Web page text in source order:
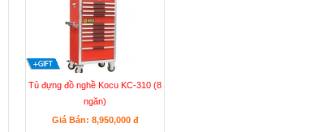
Tủ đựng đồ nghề Kocu KC-310 (8
ngăn)
Giá Bán: 8,950,000 đ